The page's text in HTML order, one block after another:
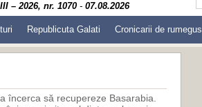
– 2026, nr. 1070 - 07.08.2026
Republicuta Galati Cronicarii de rumegus
încerca să recupereze Basarabia.